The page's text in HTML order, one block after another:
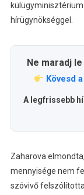
hírügynökséggel.
Ne maradj
Kövesd
A legfrissebb
Zaharova
mennyisége nem
szóvivő